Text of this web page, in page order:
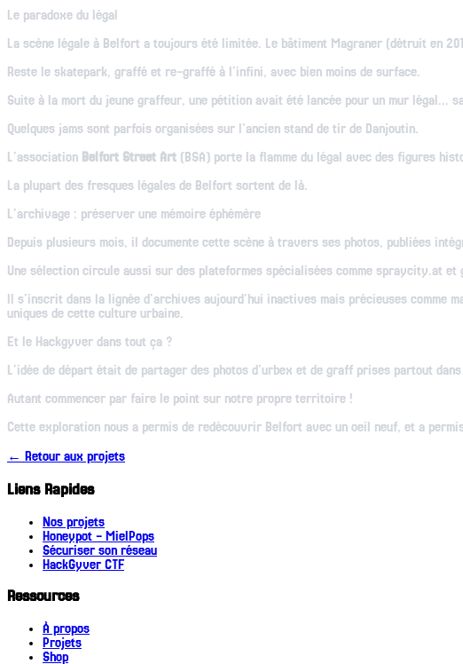
Le paradoxe du légal
La scène légale à Belfort a toujours été limitée. Le bâtiment Magraner (détruit en
Reste le skatepark, graffé et re-graffé à l'infini, avec bien moins de surface.
Suite à la mort du jeune graffeur, une pétition avait été lancée pour un mur légal...
Quelques jams sont parfois organisées sur l'ancien stand de tir de Danjoutin.
L'association Belfort Street Art (BSA) porte la flamme du légal avec des figures
La plupart des fresques légales de Belfort sortent de là.
L'archivage : préserver une mémoire éphémère
Depuis plusieurs mois, il documente cette scène à travers ses photos, publiées
Une sélection circule aussi sur des plateformes spécialisées comme spraycity.at
Il s'inscrit dans la lignée d'archives aujourd'hui inactives mais précieuses comme
uniques de cette culture urbaine.
Et le Hackgyver dans tout ça ?
L'idée de départ était de partager des photos d'urbex et de graff prises partout dans
Autant commencer par faire le point sur notre propre territoire !
Cette exploration nous a permis de redécouvrir Belfort avec un oeil neuf, et a
← Retour aux projets
Liens Rapides
Nos projets
Honeypot - MielPops
Sécuriser son réseau
HackGyver CTF
Ressources
À propos
Projets
Shop